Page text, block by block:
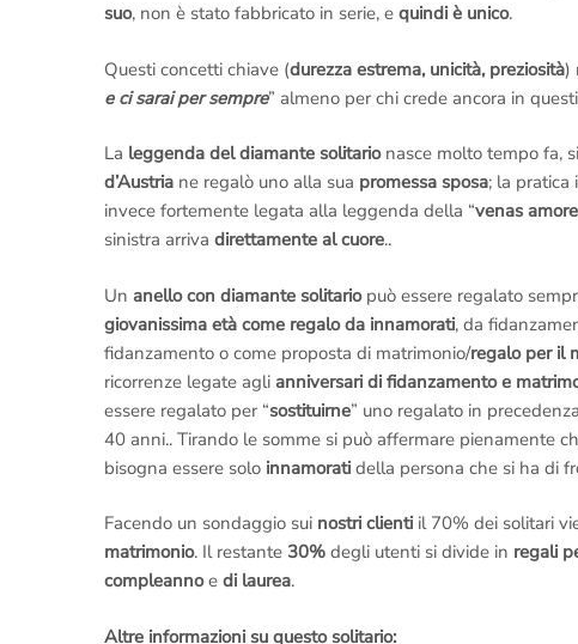
suo, non è stato fabbricato in serie, e quindi è unico.
Questi concetti chiave (durezza estrema, unicità, preziosità)
e ci sarai per sempre” almeno per chi crede ancora in
La leggenda del diamante solitarionasce molto tempo fa,
d’Austria ne regalò uno alla sua promessa sposa; la pratica
invece fortemente legata alla leggenda della “venas
sinistra arriva direttamente al cuore..
Un anello con diamante solitariopuò essere regalato
giovanissima età come regalo da innamorati, da
fidanzamento o come proposta di matrimonio/regalo per il
ricorrenze legate agli anniversari di fidanzamento e
essere regalato per “sostituirne” uno regalato in
40 anni.. Tirando le somme si può affermare pienamente
bisogna essere solo innamorati della persona che si ha di
Facendo un sondaggio sui nostri clienti il 70% dei solitari
matrimonio. Il restante 30% degli utenti si divide in regali
compleannoe di laurea.
Altre informazioni su questo solitario: